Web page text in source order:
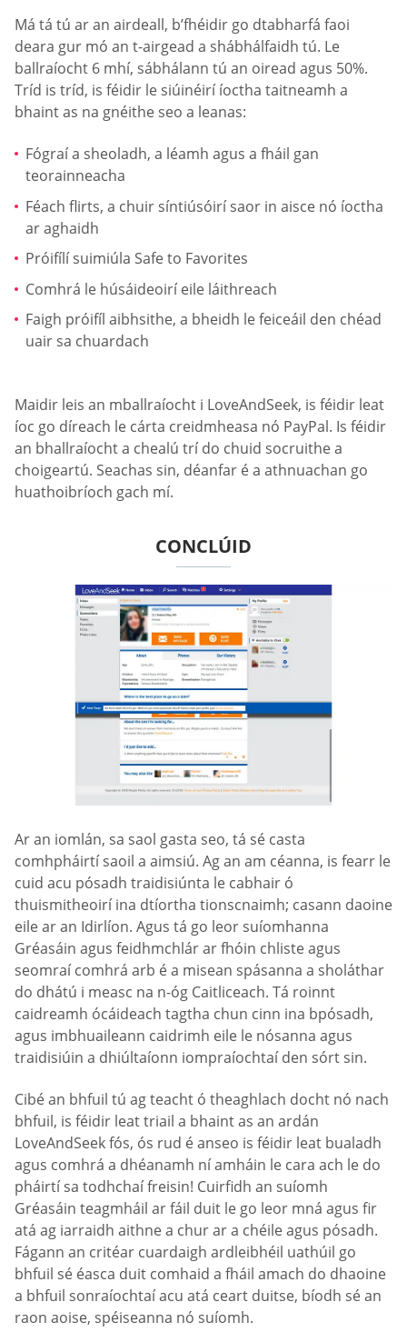
Má tá tú ar an airdeall, b’fhéidir go dtabharfá faoi
deara gur mó an t-airgead a shábhálfaidh tú. Le
ballraíocht 6 mhí, sábhálann tú an oiread agus 50%.
Tríd is tríd, is féidir le siúinéirí íoctha taitneamh a
bhaint as na gnéithe seo a leanas:
Fógraí a sheoladh, a léamh agus a fháil gan
teorainneacha
Féach flirts, a chuir síntiúsóirí saor in aisce nó íoctha
ar aghaidh
Próifílí suimiúla Safe to Favorites
Comhrá le húsáideoirí eile láithreach
Faigh próifíl aibhsithe, a bheidh le feiceáil den chéad
uair sa chuardach
Maidir leis an mballraíocht i LoveAndSeek, is féidir leat
íoc go díreach le cárta creidmheasa nó PayPal. Is féidir
an bhallraíocht a chealú trí do chuid socruithe a
choigeartú. Seachas sin, déanfar é a athnuachan go
huathoibríoch gach mí.
CONCLÚID
Ar an iomlán, sa saol gasta seo, tá sé casta
comhpháirtí saoil a aimsiú. Ag an am céanna, is fearr le
cuid acu pósadh traidisiúnta le cabhair ó
thuismitheoirí ina dtíortha tionscnaimh; casann daoine
eile ar an Idirlíon. Agus tá go leor suíomhanna
Gréasáin agus feidhmchlár ar fhóin chliste agus
seomraí comhrá arb é a misean spásanna a sholáthar
do dhátú i measc na n-óg Caitliceach. Tá roinnt
caidreamh ócáideach tagtha chun cinn ina bpósadh,
agus imbhuaileann caidrimh eile le nósanna agus
traidisiúin a dhiúltaíonn iompraíochtaí den sórt sin.
Cibé an bhfuil tú ag teacht ó theaghlach docht nó nach
bhfuil, is féidir leat triail a bhaint as an ardán
LoveAndSeek fós, ós rud é anseo is féidir leat bualadh
agus comhrá a dhéanamh ní amháin le cara ach le do
pháirtí sa todhchaí freisin! Cuirfidh an suíomh
Gréasáin teagmháil ar fáil duit le go leor mná agus fir
atá ag iarraidh aithne a chur ar a chéile agus pósadh.
Fágann an critéar cuardaigh ardleibhéil uathúil go
bhfuil sé éasca duit comhaid a fháil amach do dhaoine
a bhfuil sonraíochtaí acu atá ceart duitse, bíodh sé an
raon aoise, spéiseanna nó suíomh.